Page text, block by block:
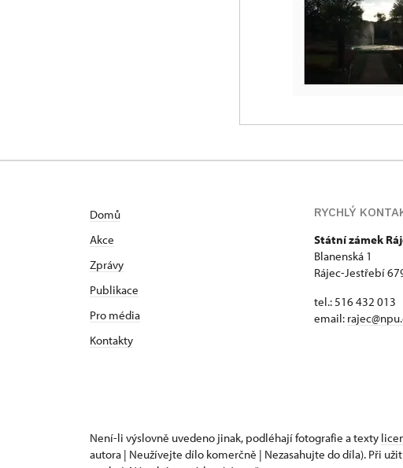
Domů
Akce
Zprávy
Publikace
Pro média
Kontakty
RYCHLÝ
Státní zámek
Blanenská 1
Rájec-Jestřebí
tel.: 516 432 013
email:
Není-li výslovně uvedeno jinak, podléhají fotografie a texty
autora | Neužívejte dílo komerčně | Nezasahujte do díla). Při